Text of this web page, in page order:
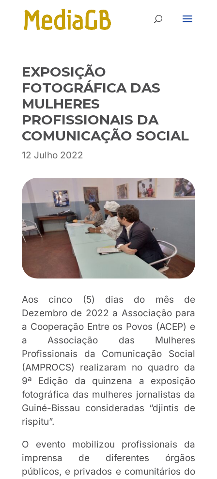
Content
navigation
EXPOSIÇÃO
FOTOGRÁFICA DAS
MULHERES
PROFISSIONAIS DA
COMUNICAÇÃO SOCIAL
12 Julho 2022
Aos cinco (5) dias do mês de
Dezembro de 2022 a Associação para
a Cooperação Entre os Povos (ACEP) e
a Associação das Mulheres
Profissionais da Comunicação Social
(AMPROCS) realizaram no quadro da
9ª Edição da quinzena a exposição
fotográfica das mulheres jornalistas da
Guiné-Bissau consideradas “djintis de
rispitu”.
O evento mobilizou profissionais da
imprensa de diferentes órgãos
públicos, e privados e comunitários do